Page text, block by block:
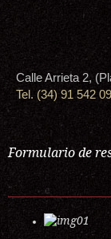
Calle Arrieta 2,
Tel. (34) 91 542
Formulario de